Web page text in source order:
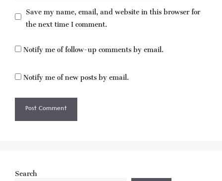
Save my name, email, and website in this browser for
the next time I comment.
Notify me of follow-up comments by email.
Notify me of new posts by email.
Search